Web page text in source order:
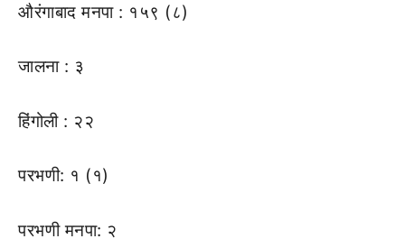
औरंगाबाद मनपा : १५९ (८)
जालना : ३
हिंगोली : २२
परभणी: १ (१)
परभणी मनपा: २